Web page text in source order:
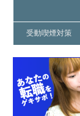
受動喫煙対策